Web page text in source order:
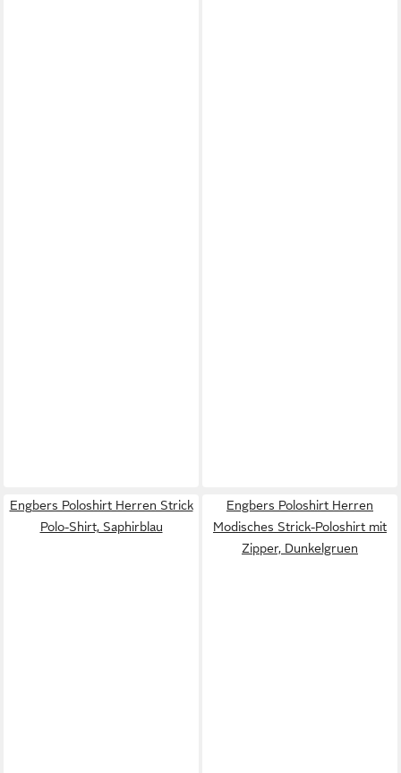
Engbers Poloshirt Herren Strick
Polo-Shirt, Saphirblau
Engbers Poloshirt Herren
Modisches Strick-Poloshirt mit
Zipper, Dunkelgruen